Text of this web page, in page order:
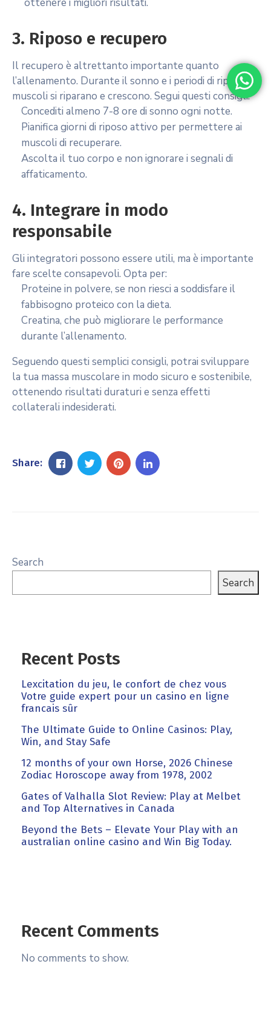
3. Riposo e recupero
Il recupero è altrettanto importante quanto
l’allenamento. Durante il sonno e i periodi di riposo, i
muscoli si riparano e crescono. Segui questi consigli:
Concediti almeno 7-8 ore di sonno ogni notte.
Pianifica giorni di riposo attivo per permettere ai
muscoli di recuperare.
Ascolta il tuo corpo e non ignorare i segnali di
affaticamento.
4. Integrare in modo
responsabile
Gli integratori possono essere utili, ma è importante
fare scelte consapevoli. Opta per:
Proteine in polvere, se non riesci a soddisfare il
fabbisogno proteico con la dieta.
Creatina, che può migliorare le performance
durante l’allenamento.
Seguendo questi semplici consigli, potrai sviluppare
la tua massa muscolare in modo sicuro e sostenibile,
ottenendo risultati duraturi e senza effetti
collaterali indesiderati.
Share:
Search
Search
Recent Posts
Lexcitation du jeu, le confort de chez vous
Votre guide expert pour un casino en ligne
francais sûr
The Ultimate Guide to Online Casinos: Play,
Win, and Stay Safe
12 months of your own Horse, 2026 Chinese
Zodiac Horoscope away from 1978, 2002
Gates of Valhalla Slot Review: Play at Melbet
and Top Alternatives in Canada
Beyond the Bets – Elevate Your Play with an
australian online casino and Win Big Today.
Recent Comments
No comments to show.